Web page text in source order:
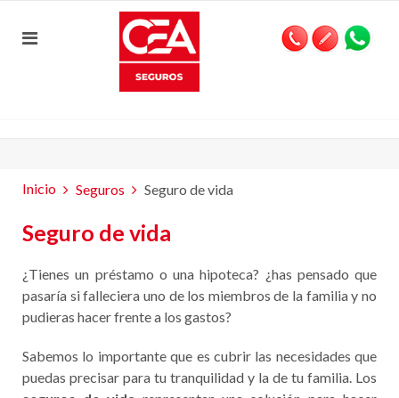
Inicio Seguros Seguro de vida
Seguro de vida
¿Tienes un préstamo o una hipoteca? ¿has pensado que
pasaría si falleciera uno de los miembros de la familia y no
pudieras hacer frente a los gastos?
Sabemos lo importante que es cubrir las necesidades que
puedas precisar para tu tranquilidad y la de tu familia. Los